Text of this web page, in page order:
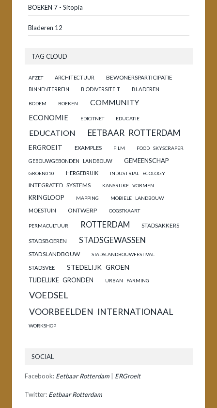
BOEKEN 7 - Sitopia
Bladeren 12
TAG CLOUD
AFZET ARCHITECTUUR BEWONERSPARTICIPATIE
BINNENTERREIN BIODIVERSITEIT BLADEREN
BODEM BOEKEN
COMMUNITY
ECONOMIE
EDICITNET EDUCATIE
EDUCATION EETBAAR ROTTERDAM
ERGROEIT EXAMPLES FILM FOOD SKYSCRAPER
GEBOUWGEBONDEN LANDBOUW GEMEENSCHAP
GROEN010 HERGEBRUIK INDUSTRIAL ECOLOGY
INTEGRATED SYSTEMS KANSRIJKE VORMEN
KRINGLOOP MAPPING MOBIELE LANDBOUW
MOESTUIN ONTWERP OOGSTKAART
PERMACULTUUR ROTTERDAM STADSAKKERS
STADSBOEREN STADSGEWASSEN
STADSLANDBOUW STADSLANDBOUWFESTIVAL
STADSVEE STEDELIJK GROEN
TIJDELIJKE GRONDEN URBAN FARMING
VOEDSEL
VOORBEELDEN INTERNATIONAAL
WORKSHOP
SOCIAL
Facebook: Eetbaar Rotterdam ERGroeit
Twitter: Eetbaar Rotterdam